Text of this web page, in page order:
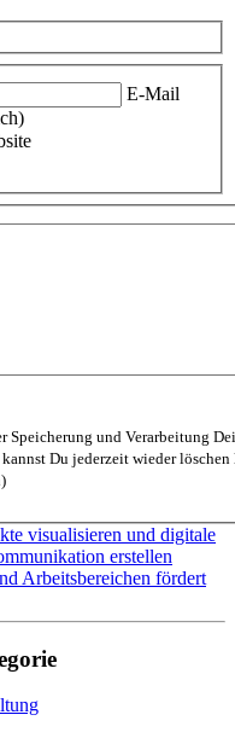
E-Mail
und Verarbeitung
visualisieren und digitale
erstellen
Arbeitsbereichen fördert